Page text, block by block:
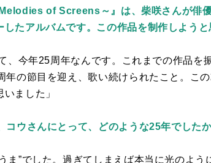
of Screens～』は、柴咲さんが俳
たアルバムです。この作品を制作しようと
、今年25周年なんです。これまでの作品を
年の節目を迎え、歌い続けられたこと。この
ました」
ウさんにとって、どのような25年でしたか
ま”でした。過ぎてしまえば本当に光のよ